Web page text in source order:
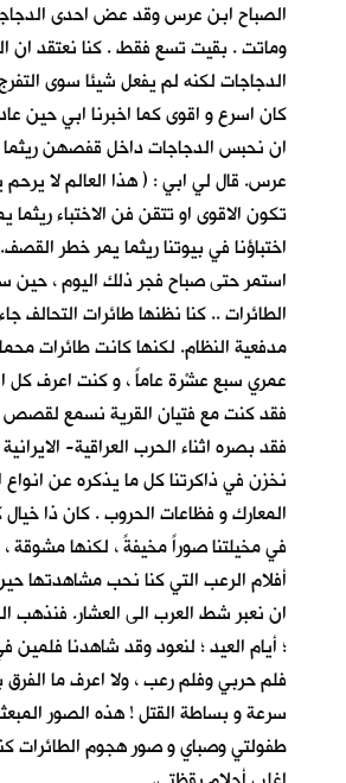
الصباح ابن عرس وقد عض احدى
وماتت . بقيت تسع فقط . كنا نعتقد ان
الدجاجات لكنه لم يفعل شيئا سوى
كان اسرع و اقوى كما اخبرنا ابي حين
ان نحبس الدجاجات داخل قفصهن ريثما
عرس. قال لي ابي : ( هذا العالم لا يرحم
تكون الاقوى او تتقن فن الاختباء ريثما
اختباؤنا في بيوتنا ريثما يمر خطر
استمر حتى صباح فجر ذلك اليوم ، حين
الطائرات .. كنا نظنها طائرات
مدفعية النظام. لكنها كانت طائرات
عمري سبع عشْرة عاماً ، و كنت اعرف كل
فقد كنت مع فتيان القرية نسمع لقصص
فقد بصره اثناء الحرب العراقية-
نخزن في ذاكرتنا كل ما يذكره عن
المعارك و فظاعات الحروب . كان ذا
في مخيلتنا صوراً مخيفةً ، لكنها
أفلام الرعب التي كنا نحب مشاهدتها
ان نعبر شط العرب الى العشار. فنذهب
؛ أيام العيد ؛ لنعود وقد شاهدنا فلمين
فلم حربي وفلم رعب ، ولا اعرف ما
سرعة و بساطة القتل ! هذه الصور
طفولتي وصباي و صور هجوم الطائرات